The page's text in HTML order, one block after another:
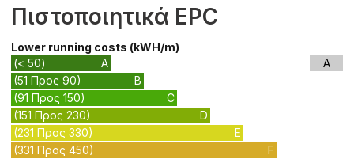
Πιστοποιητικά EPC
Lower running costs (kWH/m)
(< 50)
A
(51 Προς 90)
B
(91 Προς 150)
C
(151 Προς 230)
D
(231 Προς 330)
E
(331 Προς 450)
F
A